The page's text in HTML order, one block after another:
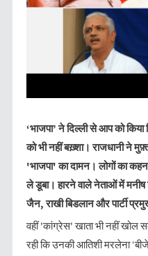
‘भाजपा’ ने दिल्ली से आप को
को भी नहीं बख़्शा। राजधानी ने
'भाजपा' का दामन। लोगों का
ले डूबा। हारने वाले नेताओं में मनीष
जैन, राखी बिडलान और पार्टी
वहीं 'कांग्रेस' खाता भी नहीं खोल
रही कि उनकी आतिशी मरलेना